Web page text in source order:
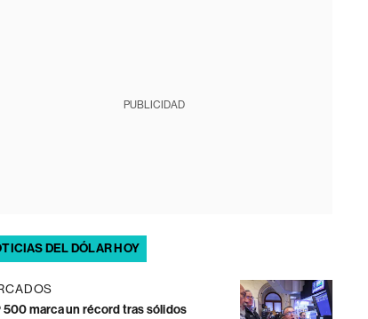
PUBLICIDAD
DEL DÓLAR HOY
500 marca un récord tras sólidos